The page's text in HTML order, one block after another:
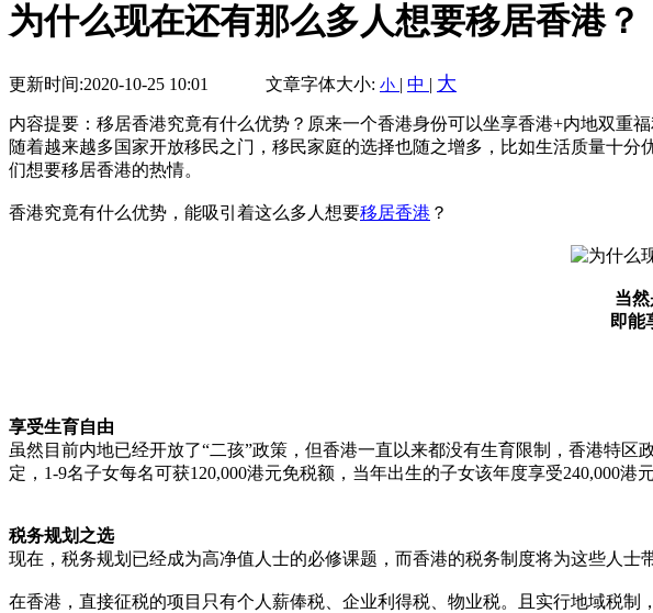
为什么现在还有那么多人想要移居香港？
更新时间:2020-10-25 10:01 文章字体大小: 小 | 中 | 大
内容提要：移居香港究竟有什么优势？原来一个香港身份可以坐享香港+内地双重福
随着越来越多国家开放移民之门，移民家庭的选择也随之增多，比如生活质量十
们想要移居香港的热情。
香港究竟有什么优势，能吸引着这么多人想要移居香港 ？
当
即能
享受生育自由
虽然目前内地已经开放了“二孩”政策，但香港一直以来都没有生育限制，香港特
定，1-9名子女每名可获120,000港元免税额，当年出生的子女该年度享受240,000港元
税务规划之选
现在，税务规划已经成为高净值人士的必修课题，而香港的税务制度将为这些人
在香港，直接征税的项目只有个人薪俸税、企业利得税、物业税。且实行地域税